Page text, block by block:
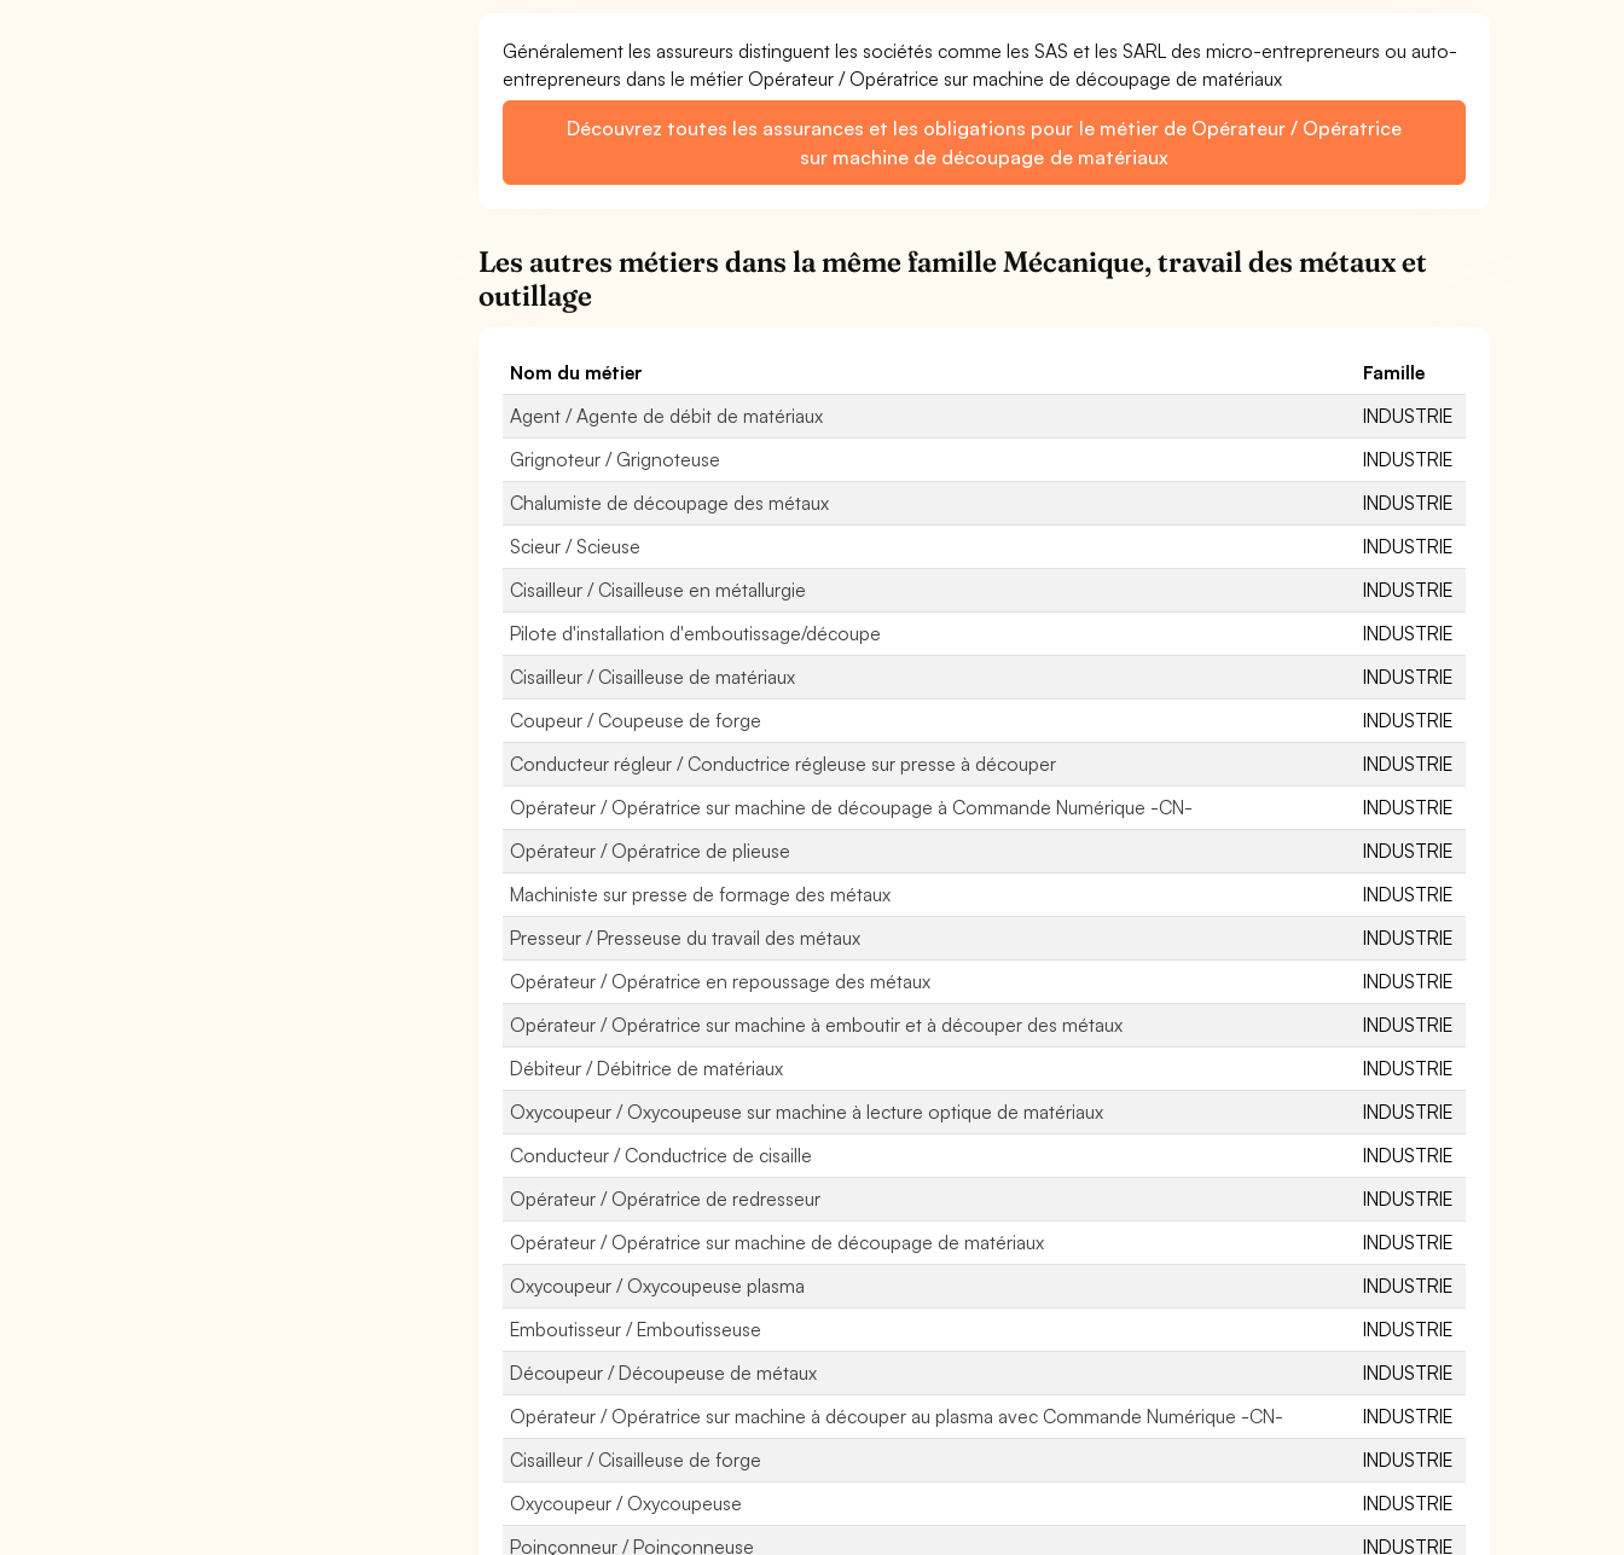
Généralement les assureurs distinguent les sociétés comme les SAS et les SARL des micro-entrepreneurs ou auto-
entrepreneurs dans le métier Opérateur / Opératrice sur machine de découpage de matériaux
Découvrez toutes les assurances et les obligations pour le métier de Opérateur / Opératrice
sur machine de découpage de matériaux
Les autres métiers dans la même famille Mécanique, travail des métaux et
outillage
Nom du métier
Famille
Agent / Agente de débit de matériaux
INDUSTRIE
Grignoteur / Grignoteuse
INDUSTRIE
Chalumiste de découpage des métaux
INDUSTRIE
Scieur / Scieuse
INDUSTRIE
Cisailleur / Cisailleuse en métallurgie
INDUSTRIE
Pilote d'installation d'emboutissage/découpe
INDUSTRIE
Cisailleur / Cisailleuse de matériaux
INDUSTRIE
Coupeur / Coupeuse de forge
INDUSTRIE
Conducteur régleur / Conductrice régleuse sur presse à découper
INDUSTRIE
Opérateur / Opératrice sur machine de découpage à Commande Numérique -CN-
INDUSTRIE
Opérateur / Opératrice de plieuse
INDUSTRIE
Machiniste sur presse de formage des métaux
INDUSTRIE
Presseur / Presseuse du travail des métaux
INDUSTRIE
Opérateur / Opératrice en repoussage des métaux
INDUSTRIE
Opérateur / Opératrice sur machine à emboutir et à découper des métaux
INDUSTRIE
Débiteur / Débitrice de matériaux
INDUSTRIE
Oxycoupeur / Oxycoupeuse sur machine à lecture optique de matériaux
INDUSTRIE
Conducteur / Conductrice de cisaille
INDUSTRIE
Opérateur / Opératrice de redresseur
INDUSTRIE
Opérateur / Opératrice sur machine de découpage de matériaux
INDUSTRIE
Oxycoupeur / Oxycoupeuse plasma
INDUSTRIE
Emboutisseur / Emboutisseuse
INDUSTRIE
Découpeur / Découpeuse de métaux
INDUSTRIE
Opérateur / Opératrice sur machine à découper au plasma avec Commande Numérique -CN-
INDUSTRIE
Cisailleur / Cisailleuse de forge
INDUSTRIE
Oxycoupeur / Oxycoupeuse
INDUSTRIE
Poinçonneur / Poinçonneuse
INDUSTRIE